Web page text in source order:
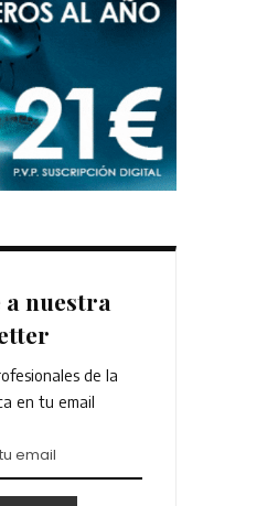
nuestra
de la
en tu email